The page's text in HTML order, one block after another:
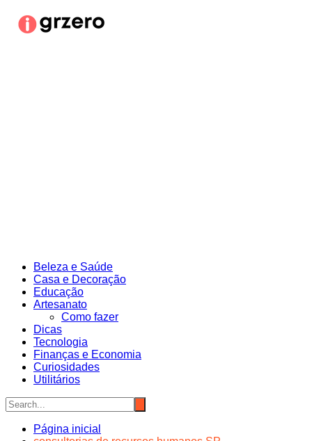
para
Beleza e Saúde
Casa e Decoração
Educação
Artesanato
Como fazer
Dicas
Tecnologia
Finanças e Economia
Curiosidades
Utilitários
Página inicial